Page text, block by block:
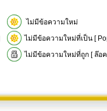
ไม่มีข้อความใหม่
ไม่มีข้อความใหม่ที่เป็น [
ไม่มีข้อความใหม่ที่ถูก [ ล๊อ